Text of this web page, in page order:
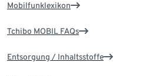
Mobilfunklexikon
Tchibo MOBIL FAQs
Entsorgung / Inhaltsstoffe